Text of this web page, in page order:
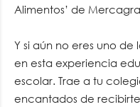
Alimentos’ de
Y si aún no eres uno
en esta experiencia
escolar. Trae a tu
encantados de